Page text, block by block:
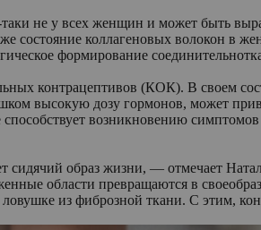
не у всех женщин и может быть
коллагеновых волокон в
формирование
контрацептивов (КОК). В своем
высокую дозу гормонов, может
возникновению
сидячий образ жизни, — отмечает
области превращаются в
из фиброзной ткани. С этим,